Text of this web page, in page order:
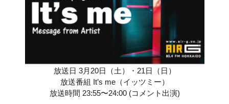
放送日 3月20日（土）・21日（日）
放送番組 It’s me（イッツミー）
放送時間 23:55〜24:00 (コメント出演)